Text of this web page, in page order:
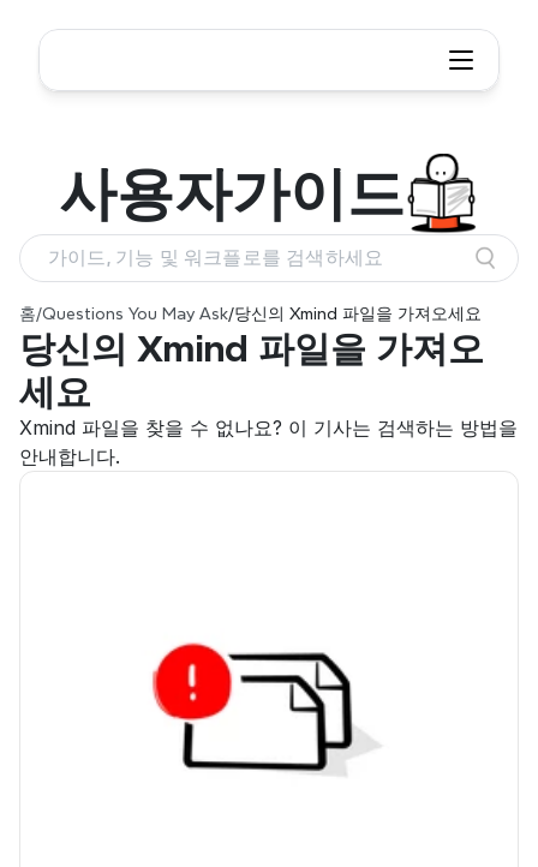
홈/Questions You May Ask/당신의 Xmind 파일을 가져오세요
당신의 Xmind 파일을 가져오
세요
Xmind 파일을 찾을 수 없나요? 이 기사는 검색하는 방법을
안내합니다.
사용자가이드
가이드, 기능 및 워크플로를 검색하세요